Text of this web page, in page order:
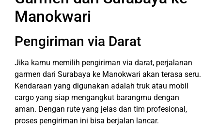
Manokwari
Pengiriman via Darat
Jika kamu memilih pengiriman via darat, perjalanan
garmen dari Surabaya ke Manokwari akan terasa seru.
Kendaraan yang digunakan adalah truk atau mobil
cargo yang siap mengangkut barangmu dengan
aman. Dengan rute yang jelas dan tim profesional,
proses pengiriman ini bisa berjalan lancar.